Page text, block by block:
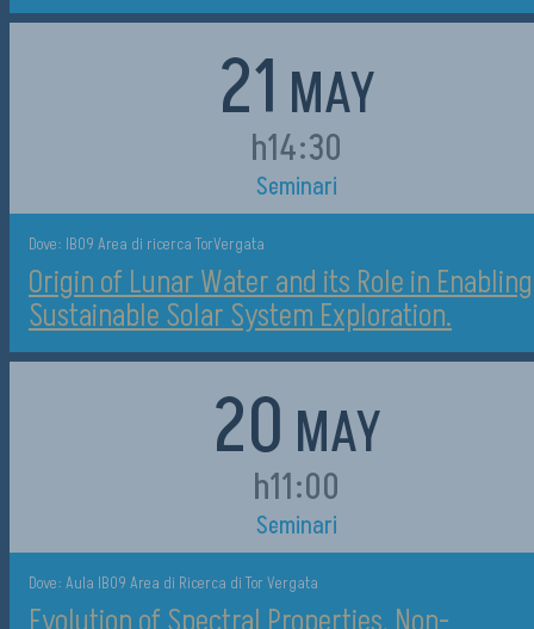
21 MAY
h14:30
Seminari
Dove: IB09 Area di ricerca TorVergata
Origin of Lunar Water and its Role in Enabling
Sustainable Solar System Exploration.
20 MAY
h11:00
Seminari
Dove: Aula IB09 Area di Ricerca di Tor Vergata